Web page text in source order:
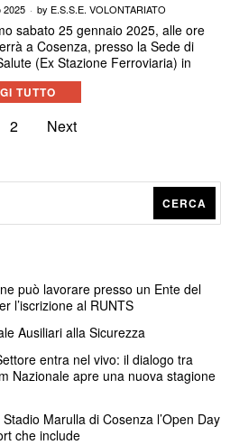
2025 by E.S.S.E. VOLONTARIATO
sabato 25 gennaio 2025, alle ore
a Cosenza, presso la Sede di
(Ex Stazione Ferroviaria) in
TUTTO
2 Next
CERCA
può lavorare presso un Ente del
l’iscrizione al RUNTS
Ausiliari alla Sicurezza
entra nel vivo: il dialogo tra
Nazionale apre una nuova stagione
Marulla di Cosenza l’Open Day
che include